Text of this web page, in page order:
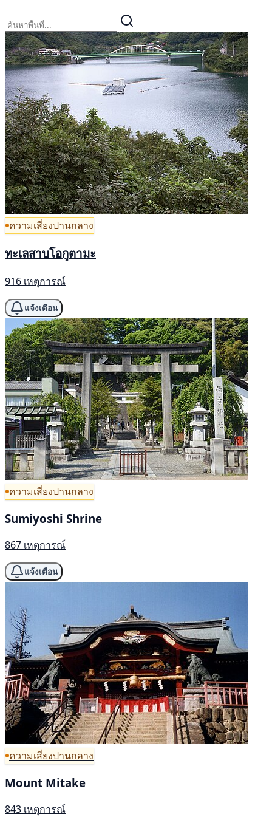
ความเสี่ยงปานกลาง
ทะเลสาบโอกูตามะ
916 เหตุการณ์
แจ้งเตือน
ความเสี่ยงปานกลาง
Sumiyoshi Shrine
867 เหตุการณ์
แจ้งเตือน
ความเสี่ยงปานกลาง
Mount Mitake
843 เหตุการณ์